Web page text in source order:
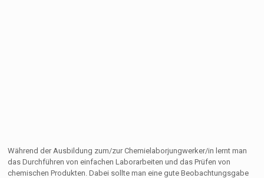
Während der Ausbildung zum/zur Chemielaborjungwerker/in lernt man
das Durchführen von einfachen Laborarbeiten und das Prüfen von
chemischen Produkten. Dabei sollte man eine gute Beobachtungsgabe